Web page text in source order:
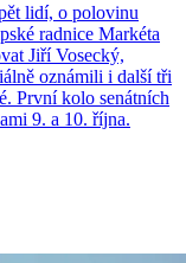
lidí, o polovinu
radnice Markéta
Jiří Vosecký,
oznámili i další tři
První kolo senátních
9. a 10. října.